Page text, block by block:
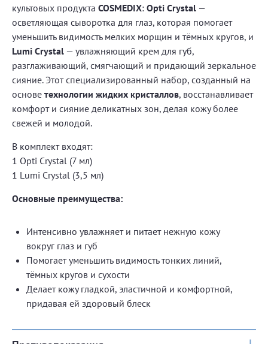
культовых продукта COSMEDIX: Opti Crystal —
осветляющая сыворотка для глаз, которая помогает
уменьшить видимость мелких морщин и тёмных кругов, и
Lumi Crystal — увлажняющий крем для губ,
разглаживающий, смягчающий и придающий зеркальное
сияние. Этот специализированный набор, созданный на
основе технологии жидких кристаллов, восстанавливает
комфорт и сияние деликатных зон, делая кожу более
свежей и молодой.
В комплект входят:
1 Opti Crystal (7 мл)
1 Lumi Crystal (3,5 мл)
Основные преимущества:
Интенсивно увлажняет и питает нежную кожу
вокруг глаз и губ
Помогает уменьшить видимость тонких линий,
тёмных кругов и сухости
Делает кожу гладкой, эластичной и комфортной,
придавая ей здоровый блеск